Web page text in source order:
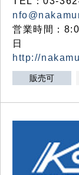
営業時間：
日
http://
販売可